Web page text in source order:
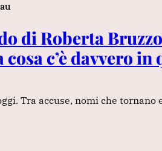
di Roberta
c’è davvero in
Tra accuse, nomi che